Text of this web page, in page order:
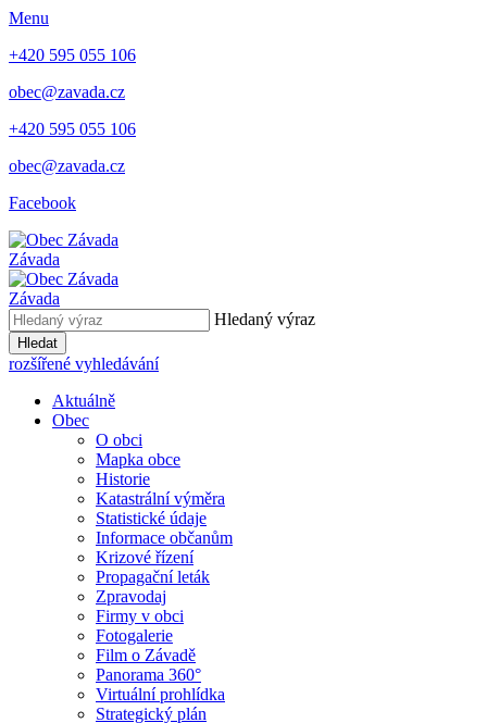
Menu
+420 595 055 106
obec@zavada.cz
+420 595 055 106
obec@zavada.cz
Facebook
Závada
Závada
Hledaný výraz
Hledat
rozšířené vyhledávání
Aktuálně
Obec
O obci
Mapka obce
Historie
Katastrální výměra
Statistické údaje
Informace občanům
Krizové řízení
Propagační leták
Zpravodaj
Firmy v obci
Fotogalerie
Film o Závadě
Panorama 360°
Virtuální prohlídka
Strategický plán